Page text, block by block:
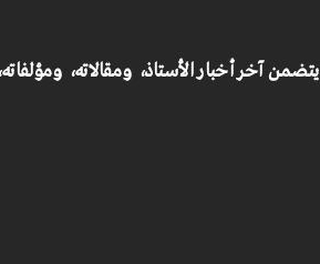
يتضمن آخر أخبار الأستاذ، ومقالاته،